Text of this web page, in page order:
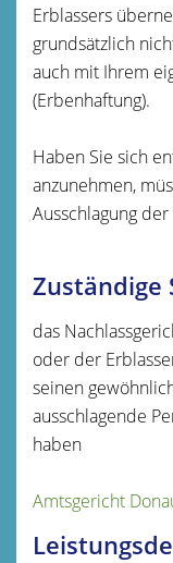
Erblassers
grundsätzlich
auch mit Ihrem
(Erbenhaftung).
Haben Sie sich
anzunehmen,
Ausschlagung
Zuständige
das
oder der
seinen
ausschlagende
haben
Amtsgericht